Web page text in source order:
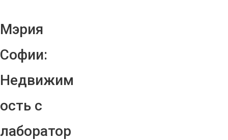
Мэрия
Софии:
Недвижим
ость с
лаборатор